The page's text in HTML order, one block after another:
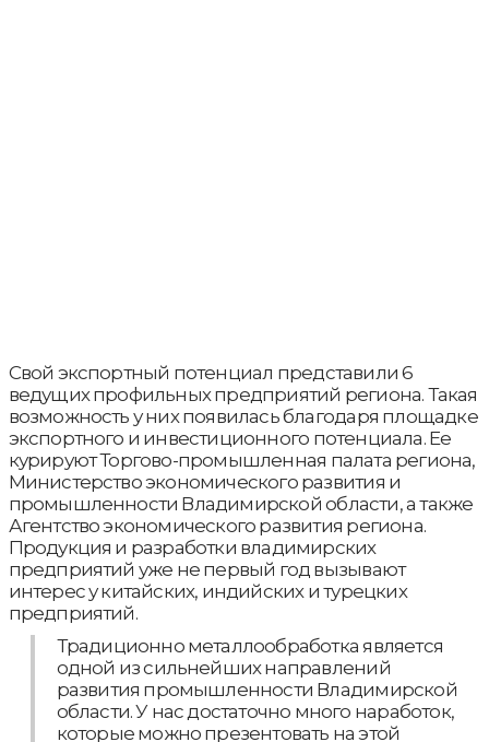
Свой экспортный потенциал представили 6
ведущих профильных предприятий региона. Такая
возможность у них появилась благодаря площадке
экспортного и инвестиционного потенциала. Ее
курируют Торгово-промышленная палата региона,
Министерство экономического развития и
промышленности Владимирской области, а также
Агентство экономического развития региона.
Продукция и разработки владимирских
предприятий уже не первый год вызывают
интерес у китайских, индийских и турецких
предприятий.
Традиционно металлообработка является
одной из сильнейших направлений
развития промышленности Владимирской
области. У нас достаточно много наработок,
которые можно презентовать на этой